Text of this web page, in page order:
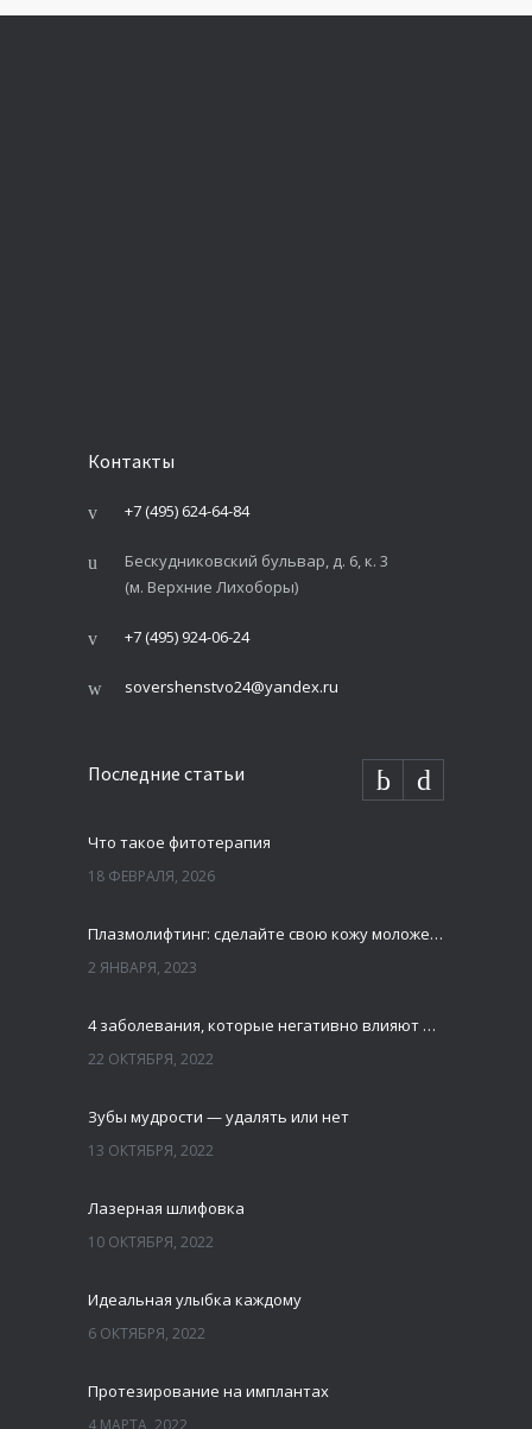
Контакты
+7 (495) 624-64-84
Бескудниковский бульвар, д. 6, к. 3
(м. Верхние Лихоборы)
+7 (495) 924-06-24
sovershenstvo24@yandex.ru
Последние статьи
Что такое фитотерапия
18 ФЕВРАЛЯ, 2026
Плазмолифтинг: сделайте свою кожу моложе и свежей
2 ЯНВАРЯ, 2023
4 заболевания, которые негативно влияют на зубы
22 ОКТЯБРЯ, 2022
Зубы мудрости — удалять или нет
13 ОКТЯБРЯ, 2022
Лазерная шлифовка
10 ОКТЯБРЯ, 2022
Идеальная улыбка каждому
6 ОКТЯБРЯ, 2022
Протезирование на имплантах
4 МАРТА, 2022